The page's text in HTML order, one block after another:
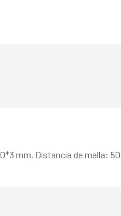
mm, Distancia de malla: